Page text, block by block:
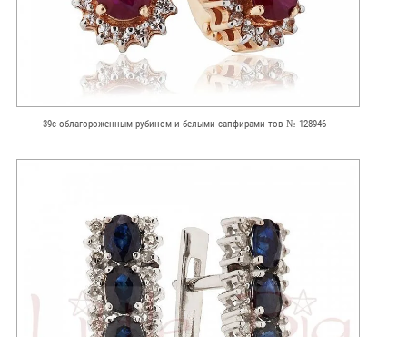
39с облагороженным рубином и белыми сапфирами тов № 128946